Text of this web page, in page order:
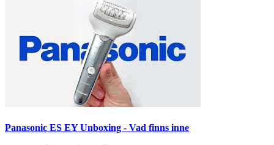
Panasonic ES EY Unboxing - Vad finns inne